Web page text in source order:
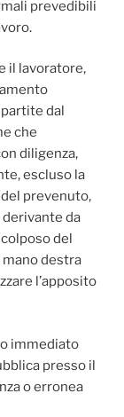
prevedibili
il lavoratore,
dal
che
diligenza,
escluso la
prevenuto,
da
del
destra
l’apposito
immediato
presso il
o erronea